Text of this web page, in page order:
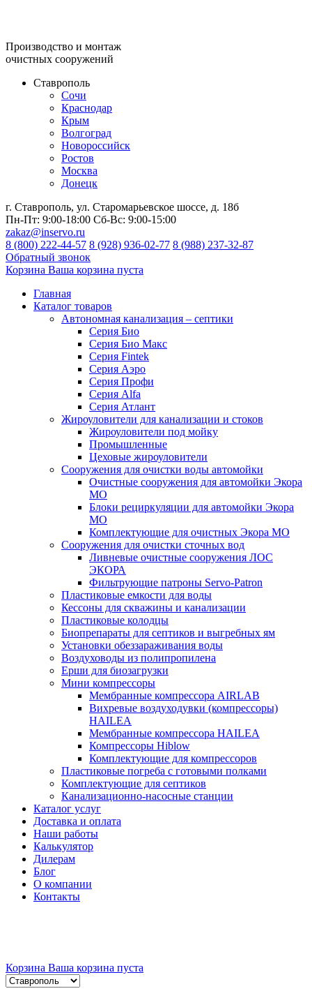
Производство и монтаж
очистных сооружений
Ставрополь
Сочи
Краснодар
Крым
Волгоград
Новороссийск
Ростов
Москва
Донецк
г. Ставрополь, ул. Старомарьевское шоссе, д. 18б
Пн-Пт: 9:00-18:00 Сб-Вс: 9:00-15:00
zakaz@inservo.ru
8 (800) 222-44-57 8 (928) 936-02-77 8 (988) 237-32-87
Обратный звонок
Корзина Ваша корзина пуста
Главная
Каталог товаров
Автономная канализация – септики
Серия Био
Серия Био Макс
Серия Fintek
Серия Аэро
Серия Профи
Серия Alfa
Серия Атлант
Жироуловители для канализации и стоков
Жироуловители под мойку
Промышленные
Цеховые жироуловители
Сооружения для очистки воды автомойки
Очистные сооружения для автомойки Экора
МО
Блоки рециркуляции для автомойки Экора
МО
Комплектующие для очистных Экора МО
Сооружения для очистки сточных вод
Ливневые очистные сооружения ЛОС
ЭКОРА
Фильтрующие патроны Servo-Patron
Пластиковые емкости для воды
Кессоны для скважины и канализации
Пластиковые колодцы
Биопрепараты для септиков и выгребных ям
Установки обеззараживания воды
Воздуховоды из полипропилена
Ерши для биозагрузки
Мини компрессоры
Мембранные компрессора AIRLAB
Вихревые воздуходувки (компрессоры)
HAILEA
Мембранные компрессора HAILEA
Компрессоры Hiblow
Комплектующие для компрессоров
Пластиковые погреба с готовыми полками
Комплектующие для септиков
Канализационно-насосные станции
Каталог услуг
Доставка и оплата
Наши работы
Калькулятор
Дилерам
Блог
О компании
Контакты
Корзина Ваша корзина пуста